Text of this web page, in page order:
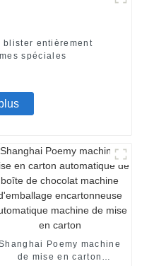
blister entièrement
spéciales
Poemy machine
de mise en carton